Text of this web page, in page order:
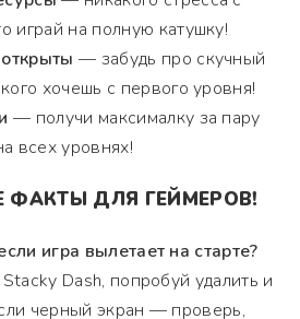
играй на полную катушку!
— забудь про скучный
хочешь с первого уровня!
— получи максималку за пару
всех уровнях!
ФАКТЫ ДЛЯ ГЕЙМЕРОВ!
игра вылетает на старте?
Dash, попробуй удалить и
черный экран — проверь,